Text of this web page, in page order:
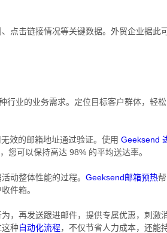
点击链接情况等关键数据。外贸企业据此
行业的业务需求。定位目标客户群体，轻松
效的邮箱地址通过验证。使用 Geeksend
，您可以保持高达 98% 的平均送达率。
动整体性能的过程。 Geeksend邮箱预热帮
件箱。
，再发送跟进邮件，提供专属优惠，刺激
这种自动化流程，不仅节省人力成本，还能